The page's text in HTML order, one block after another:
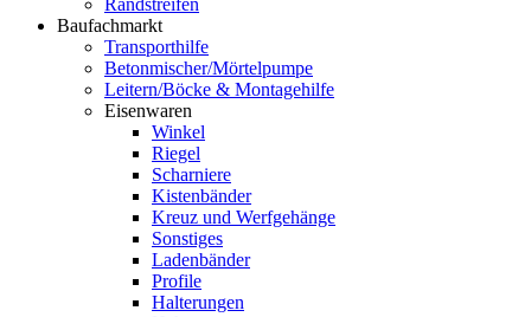
Randstreifen
Baufachmarkt
Transporthilfe
Betonmischer/Mörtelpumpe
Leitern/Böcke & Montagehilfe
Eisenwaren
Winkel
Riegel
Scharniere
Kistenbänder
Kreuz und Werfgehänge
Sonstiges
Ladenbänder
Profile
Halterungen